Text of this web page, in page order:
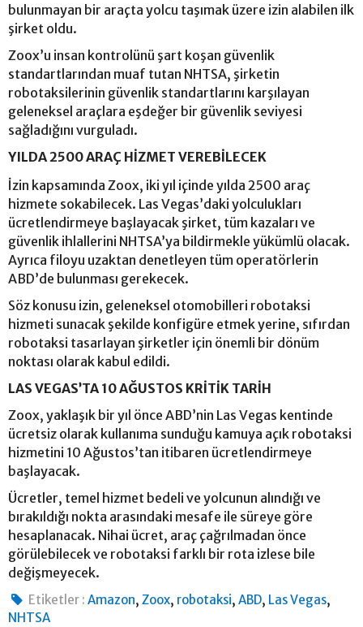
bulunmayan bir araçta yolcu taşımak üzere izin alabilen ilk
şirket oldu.
Zoox’u insan kontrolünü şart koşan güvenlik
standartlarından muaf tutan NHTSA, şirketin
robotaksilerinin güvenlik standartlarını karşılayan
geleneksel araçlara eşdeğer bir güvenlik seviyesi
sağladığını vurguladı.
YILDA 2500 ARAÇ HİZMET VEREBİLECEK
İzin kapsamında Zoox, iki yıl içinde yılda 2500 araç
hizmete sokabilecek. Las Vegas’daki yolculukları
ücretlendirmeye başlayacak şirket, tüm kazaları ve
güvenlik ihlallerini NHTSA’ya bildirmekle yükümlü olacak.
Ayrıca filoyu uzaktan denetleyen tüm operatörlerin
ABD’de bulunması gerekecek.
Söz konusu izin, geleneksel otomobilleri robotaksi
hizmeti sunacak şekilde konfigüre etmek yerine, sıfırdan
robotaksi tasarlayan şirketler için önemli bir dönüm
noktası olarak kabul edildi.
LAS VEGAS’TA 10 AĞUSTOS KRİTİK TARİH
Zoox, yaklaşık bir yıl önce ABD’nin Las Vegas kentinde
ücretsiz olarak kullanıma sunduğu kamuya açık robotaksi
hizmetini 10 Ağustos’tan itibaren ücretlendirmeye
başlayacak.
Ücretler, temel hizmet bedeli ve yolcunun alındığı ve
bırakıldığı nokta arasındaki mesafe ile süreye göre
hesaplanacak. Nihai ücret, araç çağrılmadan önce
görülebilecek ve robotaksi farklı bir rota izlese bile
değişmeyecek.
Etiketler : Amazon,Zoox, robotaksi,ABD, Las Vegas,
NHTSA